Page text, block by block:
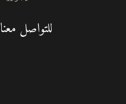
للتواصل معنا